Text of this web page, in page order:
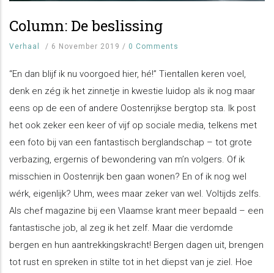
Column: De beslissing
Verhaal / 6 November 2019 / 0 Comments
“En dan blijf ik nu voorgoed hier, hé!” Tientallen keren voel,
denk en zég ik het zinnetje in kwestie luidop als ik nog maar
eens op de een of andere Oostenrijkse bergtop sta. Ik post
het ook zeker een keer of vijf op sociale media, telkens met
een foto bij van een fantastisch berglandschap – tot grote
verbazing, ergernis of bewondering van m’n volgers. Of ik
misschien in Oostenrijk ben gaan wonen? En of ik nog wel
wérk, eigenlijk? Uhm, wees maar zeker van wel. Voltijds zelfs.
Als chef magazine bij een Vlaamse krant meer bepaald – een
fantastische job, al zeg ik het zelf. Maar die verdomde
bergen en hun aantrekkingskracht! Bergen dagen uit, brengen
tot rust en spreken in stilte tot in het diepst van je ziel. Hoe